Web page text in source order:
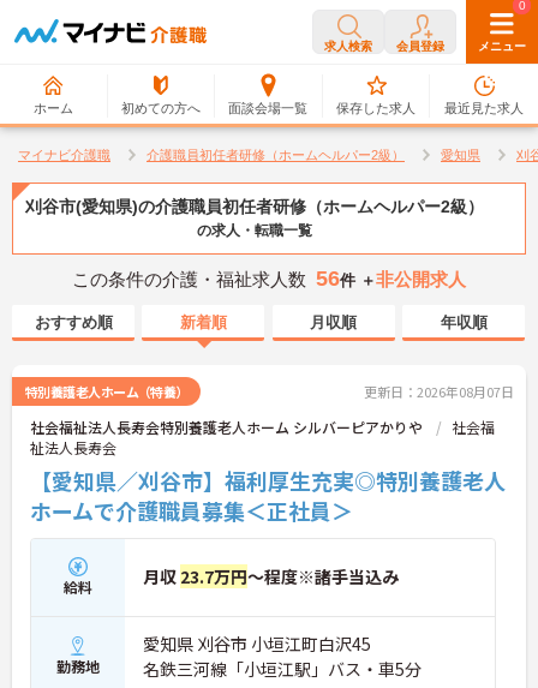
求人検索 会員登録 メニュー
ホーム 初めての方へ 面談会場一覧
0
保存した求人
0
最近見た求人
マイナビ介護職 介護職員初任者研修（ホームヘルパー2級） 愛知県 刈
刈谷市(愛知県)の介護職員初任者研修（ホームヘルパー2級）
の求人・転職一覧
この条件の介護・福祉求人数 56件 ＋非公開求人
おすすめ順 新着順 月収順 年収順
特別養護老人ホーム（特養） 更新日：2026年08月07日
社会福祉法人長寿会特別養護老人ホーム シルバーピアかりや
社会福
祉法人長寿会
【愛知県／刈谷市】福利厚生充実◎特別養護老人
ホームで介護職員募集＜正社員＞
給料 月収 23.7万円～程度※諸手当込み
勤務地
愛知県 刈谷市 小垣江町白沢45
名鉄三河線「小垣江駅」バス・車5分